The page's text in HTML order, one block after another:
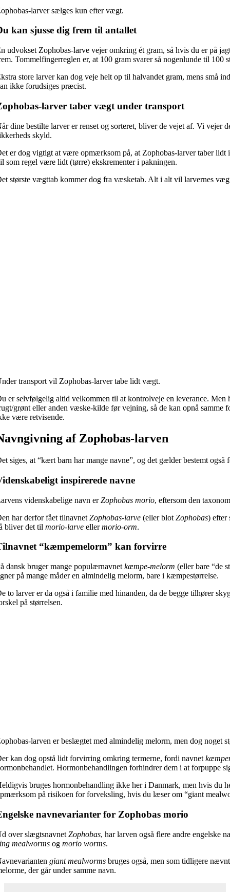
larver sælges kun efter vægt.
kan sjusse dig frem til antallet
udvokset Zophobas-larve vejer omkring ét gram, så hvis du er på
Tommelfingerreglen er, at 100 gram svarer så nogenlunde til 100
store larver kan dog veje helt op til halvandet gram, mens små
ikke forudsiges præcist.
larver taber vægt under transport
dine bestilte larver er renset og sorteret, bliver de vejet af. Vi vejer
skyld.
er dog vigtigt at være opmærksom på, at Zophobas-larver taber lidt
som regel være lidt (tørre) ekskrementer i pakningen.
største vægttab kommer dog fra væsketab. Alt i alt vil larvernes
transport vil Zophobas-larver tabe lidt vægt.
er selvfølgelig altid velkommen til at kontrolveje en leverance.
grønt eller anden væske-kilde før vejning, så de kan opnå samme
være retvisende.
af Zophobas-larven
siges, at “kært barn har mange navne”, og det gælder bestemt
inspirerede navne
videnskabelige navn erZophobas morio, eftersom den
har derfor fået tilnavnet Zophobas-larve(eller blot Zophobas) efter
bliver det til morio-larveellermorio-orm.
“kæmpemelorm” kan forvirre
dansk bruger mange populærnavnet kæmpe-melorm (eller bare “de
på mange måder en almindelig melorm, bare i kæmpestørrelse.
to larver er da også i familie med hinanden, da de begge tilhører
på størrelsen.
larven er beslægtet med almindelig melorm, men dog noget
kan dog opstå lidt forvirring omkring termerne, fordi navnet
Hormonbehandlingen forhindrer dem i at forpuppe
bruges hormonbehandling ikke her i Danmark, men hvis du
på risikoen for forveksling, hvis du læser om “giant
navnevarianter for Zophobas morio
over slægtsnavnet Zophobas, har larven også flere andre engelske
mealwormsog morio worms.
giant mealwormsbruges også, men som tidligere
der går under samme navn.